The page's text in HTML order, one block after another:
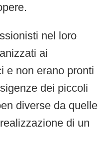
nel loro
ai
e non erano pronti
dei piccoli
diverse da quelle
di un